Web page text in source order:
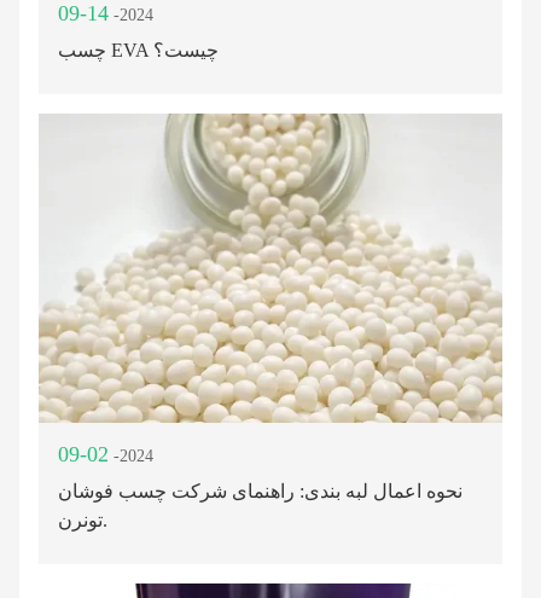
09-14 -2024
چسب EVA چیست؟
09-02 -2024
نحوه اعمال لبه بندی: راهنمای شرکت چسب فوشان
تونرن.